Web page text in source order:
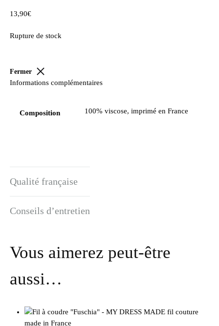
13,90€
Rupture de stock
Fermer
Informations complémentaires
Composition 100% viscose, imprimé en France
Qualité française
Conseils d’entretien
Vous aimerez peut-être
aussi…